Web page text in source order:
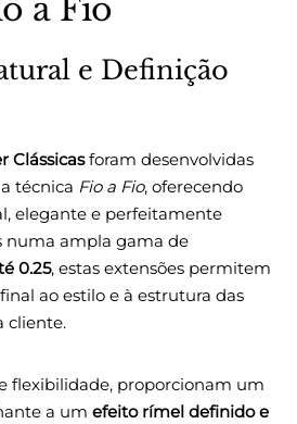
a Fio
e Definição
Clássicasforam desenvolvidas
técnica Fio a Fio, oferecendo
elegante e perfeitamente
numa ampla gama de
0.25, estas extensões permitem
ao estilo e à estrutura das
cliente.
flexibilidade, proporcionam um
a um efeito rímel definido e